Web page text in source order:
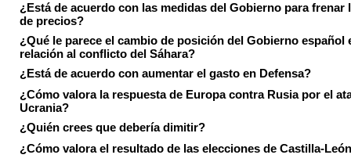
¿Está de acuerdo con las medidas del Gobierno para frenar
de precios?
¿Qué le parece el cambio de posición del Gobierno español
relación al conflicto del Sáhara?
¿Está de acuerdo con aumentar el gasto en Defensa?
¿Cómo valora la respuesta de Europa contra Rusia por el
Ucrania?
¿Quién crees que debería dimitir?
¿Cómo valora el resultado de las elecciones de Castilla-